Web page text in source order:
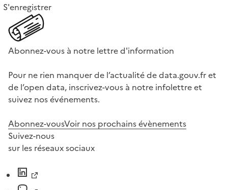
S'enregistrer
Abonnez-vous à notre lettre d'information
Pour ne rien manquer de l’actualité de data.gouv.fr et
de l’open data, inscrivez-vous à notre infolettre et
suivez nos événements.
Abonnez-vousVoir nos prochains évènements
Suivez-nous
sur les réseaux sociaux